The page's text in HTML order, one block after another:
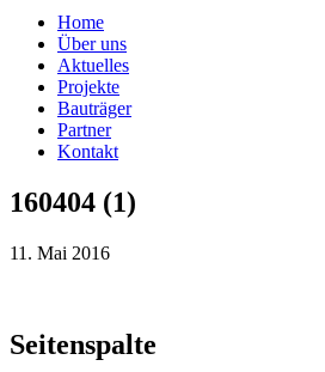
Home
Über uns
Aktuelles
Projekte
Bauträger
Partner
Kontakt
160404 (1)
11. Mai 2016
Seitenspalte